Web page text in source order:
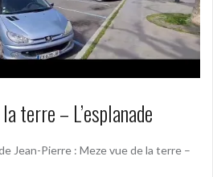
terre – L’esplanade
Jean-Pierre : Meze vue de la terre –